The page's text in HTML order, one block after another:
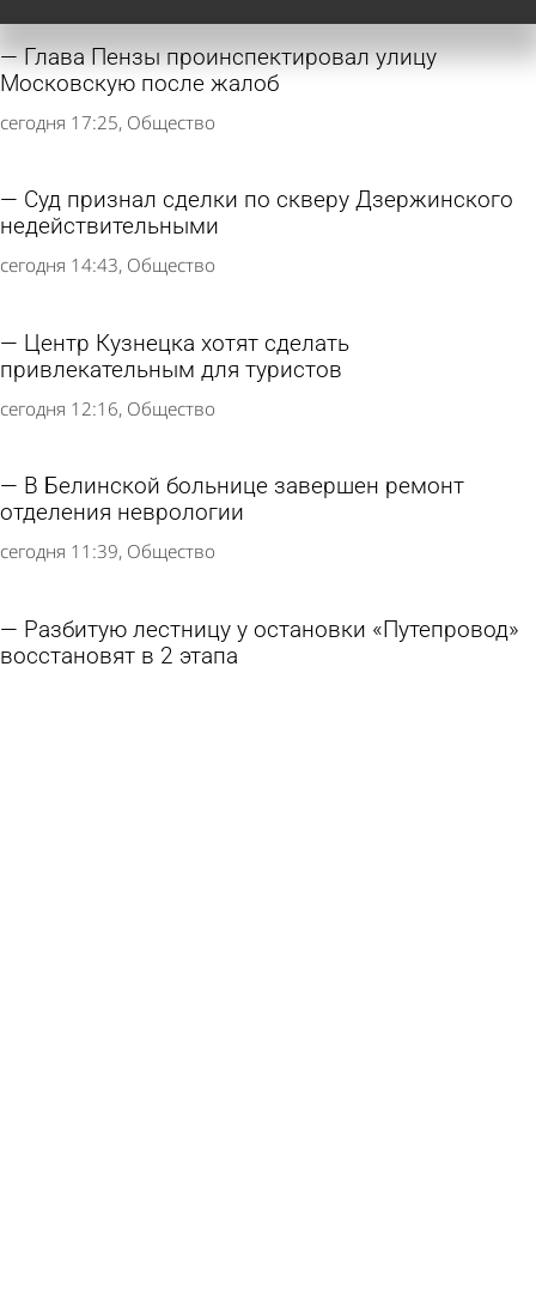
Глава Пензы проинспектировал улицу
Московскую после жалоб
сегодня 17:25 Общество
Суд признал сделки по скверу Дзержинского
недействительными
сегодня 14:43 Общество
Центр Кузнецка хотят сделать
привлекательным для туристов
сегодня 12:16 Общество
В Белинской больнице завершен ремонт
отделения неврологии
сегодня 11:39 Общество
Разбитую лестницу у остановки «Путепровод»
восстановят в 2 этапа